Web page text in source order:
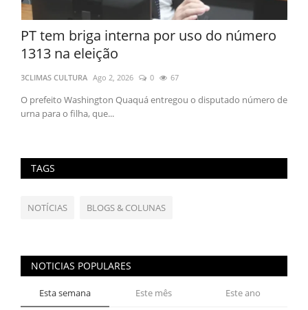
PT tem briga interna por uso do número
1313 na eleição
3CLIMAS CULTURA Ago 2, 2026 0 67
O prefeito Washington Quaquá entregou o disputado número de
urna para o filha, que...
TAGS
NOTÍCIAS BLOGS & COLUNAS
NOTICIAS POPULARES
Esta semana Este mês Este ano